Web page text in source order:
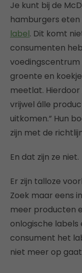
Je kunt bij de
hamburgers eten
label. Dit komt
consumenten
voedingscentrum
groente en
meetlat. Hierdoor
vrijwel álle
uitkomen.” Hun
zijn met de
En dat zijn ze niet.
Er zijn talloze
Zoek maar eens
meer producten
onlogische labels
consument het
niet meer op